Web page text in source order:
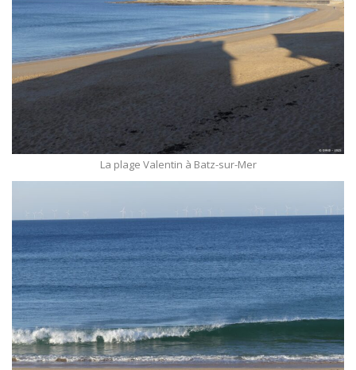
La plage Valentin à Batz-sur-Mer